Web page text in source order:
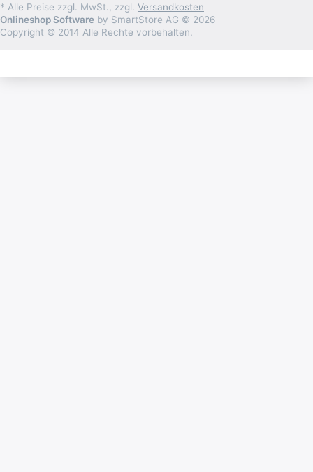
* Alle Preise zzgl. MwSt., zzgl. Versandkosten
Onlineshop Software by SmartStore AG © 2026
Copyright © 2014 Alle Rechte vorbehalten.